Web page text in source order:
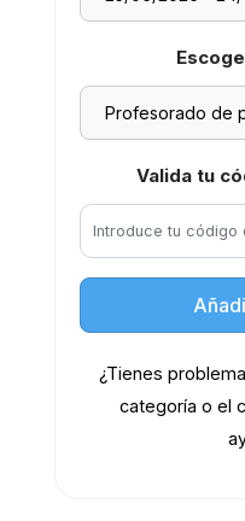
Valida tu
¿Tienes
categoría o el